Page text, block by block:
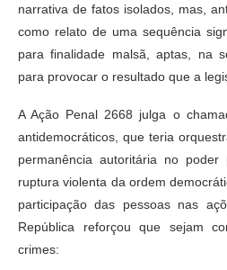
narrativa de fatos isolados, mas,
como relato de uma sequência
para finalidade malsã, aptas, na
para provocar o resultado que a
A Ação Penal 2668 julga o
antidemocráticos, que teria
permanência autoritária no
ruptura violenta da ordem
participação das pessoas nas
República reforçou que sejam
crimes: